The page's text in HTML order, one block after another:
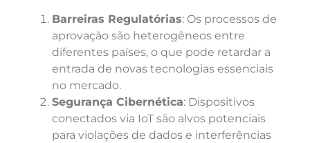
Barreiras Regulatórias: Os processos de
aprovação são heterogêneos entre
diferentes países, o que pode retardar a
entrada de novas tecnologias essenciais
no mercado.
Segurança Cibernética: Dispositivos
conectados via IoT são alvos potenciais
para violações de dados e interferências